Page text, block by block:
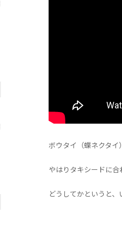
ボウタイ（蝶ネクタイ
やはりタキシードに合
どうしてかというと、